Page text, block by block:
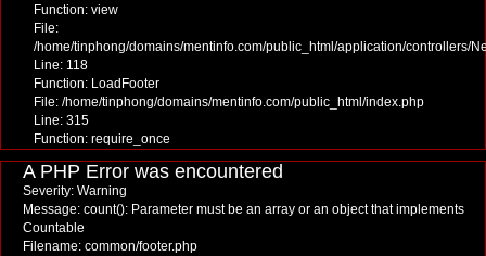
Function: view
File:
/home/tinphong/domains/mentinfo.com/public_html/application/controllers/
Line: 118
Function: LoadFooter
File: /home/tinphong/domains/mentinfo.com/public_html/index.php
Line: 315
Function: require_once
A PHP Error was encountered
Severity: Warning
Message: count(): Parameter must be an array or an object that implements
Countable
Filename: common/footer.php